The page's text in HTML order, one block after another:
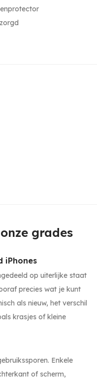
grades
iPhones
op uiterlijke staat
precies wat je kunt
als nieuw, het verschil
krasjes of kleine
Enkele
of scherm,